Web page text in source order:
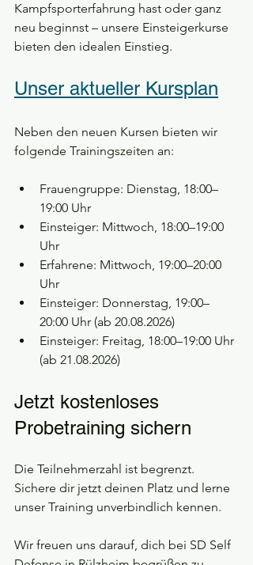
Kampfsporterfahrung hast oder ganz
neu beginnst – unsere Einsteigerkurse
bieten den idealen Einstieg.
Unser aktueller Kursplan
Neben den neuen Kursen bieten wir
folgende Trainingszeiten an:
Frauengruppe: Dienstag, 18:00–
19:00 Uhr
Einsteiger: Mittwoch, 18:00–19:00
Uhr
Erfahrene: Mittwoch, 19:00–20:00
Uhr
Einsteiger: Donnerstag, 19:00–
20:00 Uhr (ab 20.08.2026)
Einsteiger: Freitag, 18:00–19:00 Uhr
(ab 21.08.2026)
Jetzt kostenloses
Probetraining sichern
Die Teilnehmerzahl ist begrenzt.
Sichere dir jetzt deinen Platz und lerne
unser Training unverbindlich kennen.
Wir freuen uns darauf, dich bei SD Self